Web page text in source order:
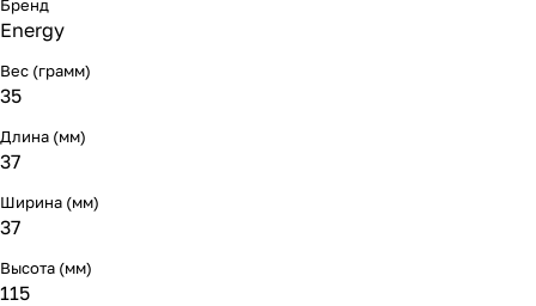
Бренд
Energy
Вес (грамм)
35
Длина (мм)
37
Ширина (мм)
37
Высота (мм)
115